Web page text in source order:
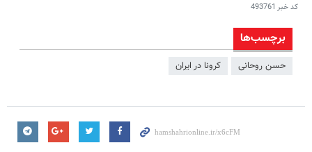
کد خبر 493761
برچسب‌ها
حسن روحانی كرونا در ايران